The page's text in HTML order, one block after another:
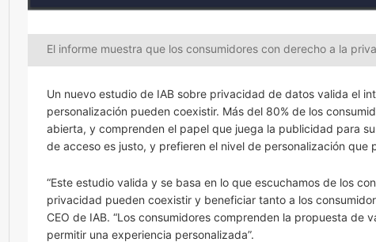
El informe muestra que los consumidores con derecho a la
Un nuevo estudio de IAB sobre privacidad de datos valida el
personalización pueden coexistir. Más del 80% de los
abierta, y comprenden el papel que juega la publicidad para
de acceso es justo, y prefieren el nivel de personalización que
“Este estudio valida y se basa en lo que escuchamos de los
privacidad pueden coexistir y beneficiar tanto a los
CEO de IAB. “Los consumidores comprenden la propuesta
permitir una experiencia personalizada”.